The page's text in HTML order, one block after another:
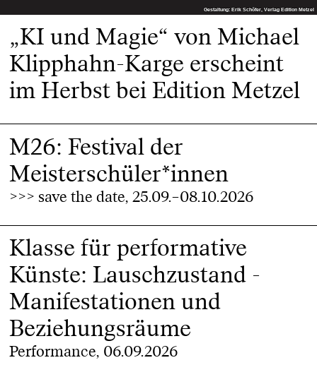
Gestaltung: Erik Schöfer, Verlag Edition Metzel
Gestaltung: Erik Schöfer, Verlag Edition Metzel
„KI und Magie“ von Michael
Klipphahn-Karge erscheint
im Herbst bei Edition Metzel
M26: Festival der
Meisterschüler*innen
>>> save the date, 25.09.–08.10.2026
Klasse für performative
Künste: Lauschzustand -
Manifestationen und
Beziehungsräume
Performance, 06.09.2026